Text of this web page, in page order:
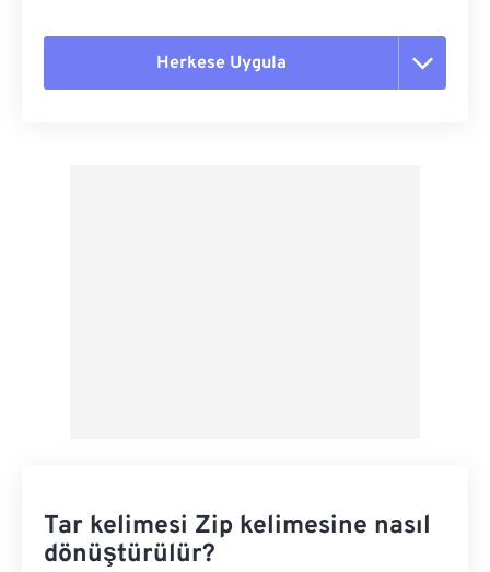
Herkese Uygula
Tar kelimesi Zip kelimesine nasıl
dönüştürülür?